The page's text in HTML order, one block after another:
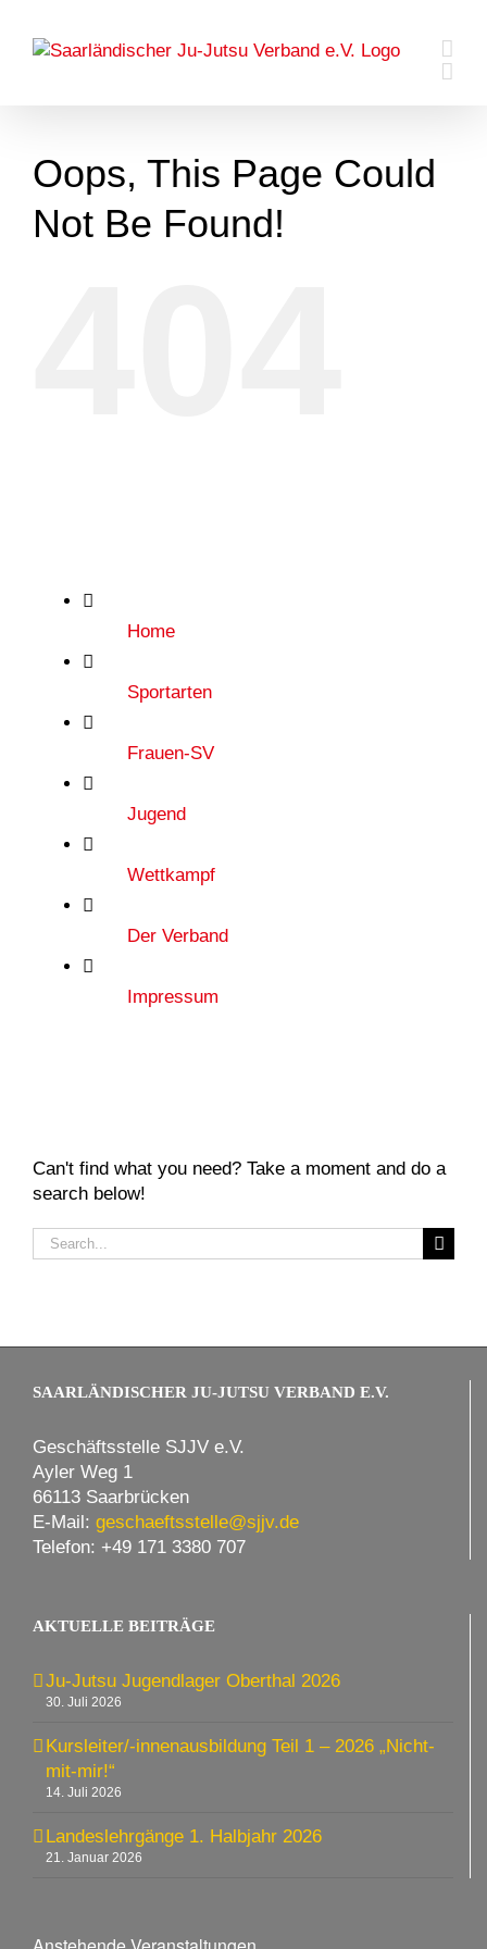
content
Oops, This Page Could
Not Be Found!
Home
Sportarten
Frauen-SV
Jugend
Wettkampf
Der Verband
Impressum
Can't find what you need? Take a moment and do a
search below!
Search
for:
SAARLÄNDISCHER JU-JUTSU VERBAND E.V.
Geschäftsstelle SJJV e.V.
Ayler Weg 1
66113 Saarbrücken
E-Mail: geschaeftsstelle@sjjv.de
Telefon: +49 171 3380 707
AKTUELLE BEITRÄGE
Ju-Jutsu Jugendlager Oberthal 2026
30. Juli 2026
Kursleiter/-innenausbildung Teil 1 – 2026 „Nicht-
mit-mir!“
14. Juli 2026
Landeslehrgänge 1. Halbjahr 2026
21. Januar 2026